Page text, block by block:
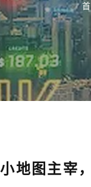
地图主宰